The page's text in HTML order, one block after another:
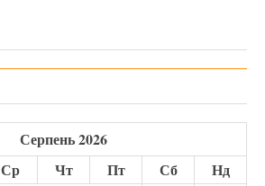
Серпень 2026
Ср Чт Пт Сб Нд